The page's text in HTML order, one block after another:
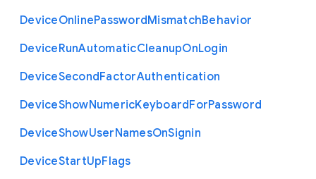
DeviceOnlinePasswordMismatchBehavior
DeviceRunAutomaticCleanupOnLogin
DeviceSecondFactorAuthentication
DeviceShowNumericKeyboardForPassword
DeviceShowUserNamesOnSignin
DeviceStartUpFlags